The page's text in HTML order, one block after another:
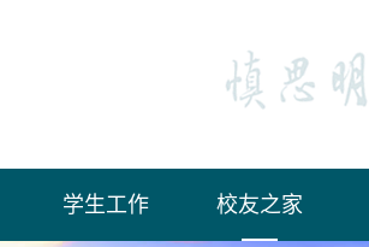
学生工作 校友之家